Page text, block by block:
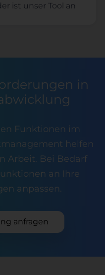
ist unser Tool an
in
Funktionen im
helfen
Arbeit. Bei Bedarf
an Ihre
anpassen.
anfragen